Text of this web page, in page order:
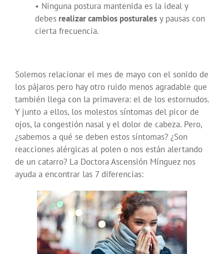
• Ninguna postura mantenida es la ideal y
debes realizar cambios posturales y pausas con
cierta frecuencia.
Solemos relacionar el mes de mayo con el sonido de
los pájaros pero hay otro ruido menos agradable que
también llega con la primavera: el de los estornudos.
Y junto a ellos, los molestos síntomas del picor de
ojos, la congestión nasal y el dolor de cabeza. Pero,
¿sabemos a qué se deben estos síntomas? ¿Son
reacciones alérgicas al polen o nos están alertando
de un catarro? La Doctora Ascensión Mínguez nos
ayuda a encontrar las 7 diferencias: